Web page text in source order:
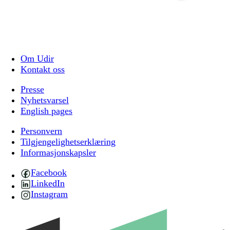
Om Udir
Kontakt oss
Presse
Nyhetsvarsel
English pages
Personvern
Tilgjengelighetserklæring
Informasjonskapsler
Facebook
LinkedIn
Instagram